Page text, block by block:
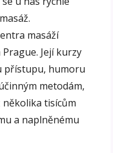
masáží
Její kurzy
přístupu, humoru
metodám,
tisícům
a naplněnému